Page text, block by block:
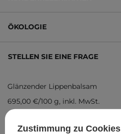
ÖKOLOGIE
STELLEN SIE EINE FRAGE
Glänzender Lippenbalsam
695,00 €/100 g, inkl. MwSt.
Zustimmung zu Cookies